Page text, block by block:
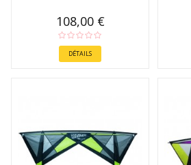
108,00 €
DÉTAILS